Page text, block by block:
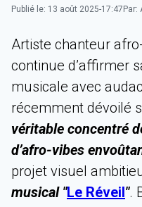
Publié le: 13 août 2025-17:47 Par:
Artiste chanteur
continue d’affirmer
musicale avec
récemment dévoilé
véritable concentré
d’afro-vibes
projet visuel
musical "Le Réveil".